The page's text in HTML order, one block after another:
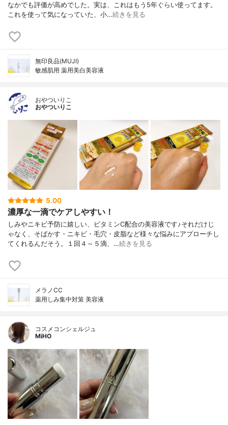
なかでも評価が高めでした。実は、これはもう5年ぐらい使ってます。
これを使って気になっていた、小…続きを見る
無印良品(MUJI)
敏感肌用 薬用美白美容液
おやついりこ
おやついりこ
5.00
濃厚な一滴でケアしやすい！
しみやニキビ予防に嬉しい、ビタミンC配合の美容液です♪それだけじ
ゃなく、そばかす・ニキビ・毛穴・皮脂など様々な悩みにアプローチし
てくれるんだそう。１回４～５滴、…続きを見る
メラノCC
薬用しみ集中対策 美容液
コスメコンシェルジュ
MiHO